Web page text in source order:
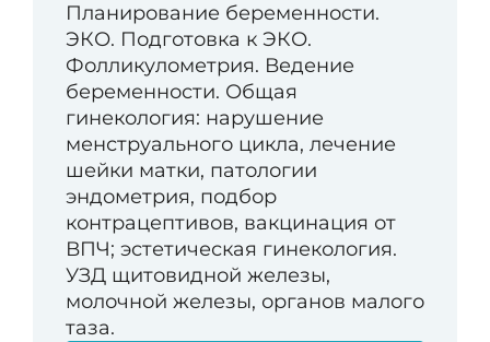
Планирование беременности.
ЭКО. Подготовка к ЭКО.
Фолликулометрия. Ведение
беременности. Общая
гинекология: нарушение
менструального цикла, лечение
шейки матки, патологии
эндометрия, подбор
контрацептивов, вакцинация от
ВПЧ; эстетическая гинекология.
УЗД щитовидной железы,
молочной железы, органов малого
таза.